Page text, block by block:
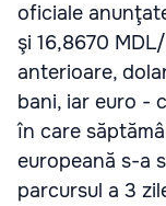
oficiale
şi 16,8670
anterioare,
bani, iar euro -
în care
europeană s-a
parcursul a 3